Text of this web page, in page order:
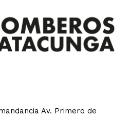
Av. Primero de